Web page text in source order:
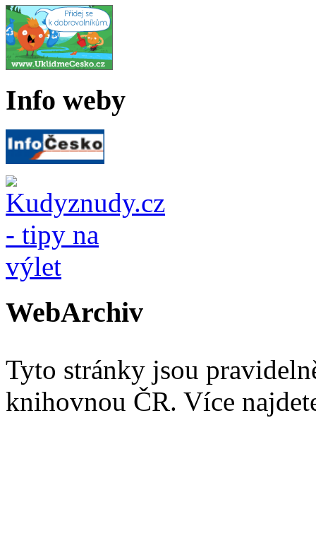
Info weby
WebArchiv
Tyto stránky jsou
knihovnou ČR. Více